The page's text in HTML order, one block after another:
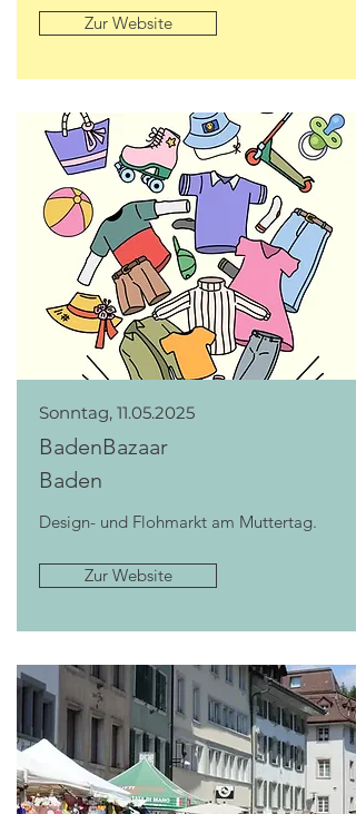
Zur Website
Sonntag, 11.05.2025
BadenBazaar
Baden
Design- und Flohmarkt am Muttertag.
Zur Website